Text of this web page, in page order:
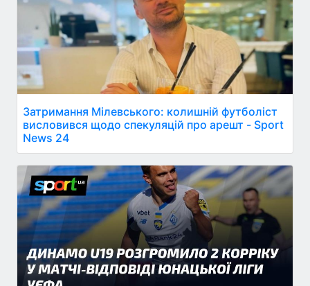
Затримання Мілевського: колишній футболіст
висловився щодо спекуляцій про арешт - Sport
News 24